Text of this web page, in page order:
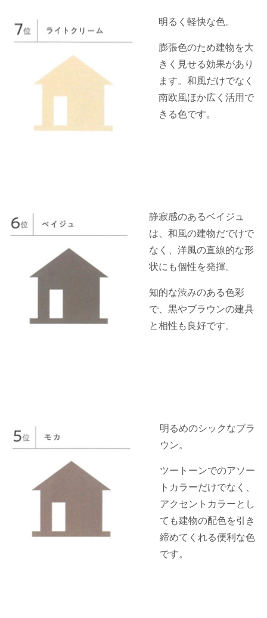
明るく軽快な色。
膨張色のため建物を大
きく見せる効果があり
ます。和風だけでなく
南欧風ほか広く活用で
きる色です。
静寂感のあるベイジュ
は、和風の建物だでけで
なく、洋風の直線的な形
状にも個性を発揮。
知的な渋みのある色彩
で、黒やブラウンの建具
と相性も良好です。
明るめのシックなブラ
ウン。
ツートーンでのアソー
トカラーだけでなく、
アクセントカラーとし
ても建物の配色を引き
締めてくれる便利な色
です。